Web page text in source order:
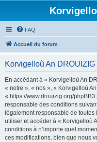
FAQ
Accueil du forum
Korvigelloù An
En accédant à « Korvigelloù An
« notre », « nos », « Korvigelloù
« https://www.drouizig.org/
responsable des conditions
légalement responsable de
utiliser et accéder à « Korvigelloù
conditions à n’importe quel
ces modifications, bien que nous